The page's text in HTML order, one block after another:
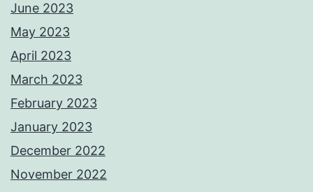
June 2023
May 2023
April 2023
March 2023
February 2023
January 2023
December 2022
November 2022